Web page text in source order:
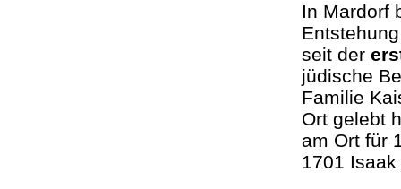
In Mardorf
seit der
jüdische
Familie
Ort gelebt
am Ort für
1701